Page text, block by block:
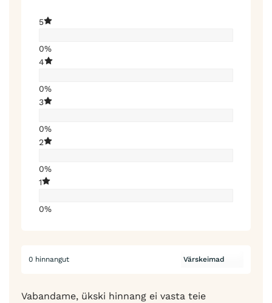
5
0%
4
0%
3
0%
2
0%
1
0%
0 hinnangut
Vabandame, ükski hinnang ei vasta teie